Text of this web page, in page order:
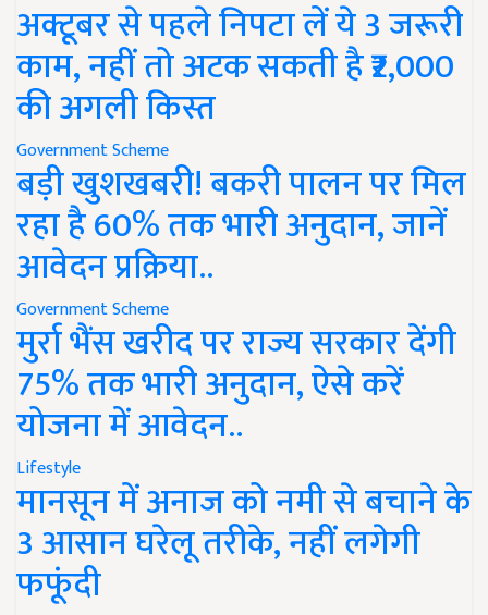
अक्टूबर से पहले निपटा लें ये 3 जरूरी
काम, नहीं तो अटक सकती है ₹2,000
की अगली किस्त
Government Scheme
बड़ी खुशखबरी! बकरी पालन पर मिल
रहा है 60% तक भारी अनुदान, जानें
आवेदन प्रक्रिया..
Government Scheme
मुर्रा भैंस खरीद पर राज्य सरकार देंगी
75% तक भारी अनुदान, ऐसे करें
योजना में आवेदन..
Lifestyle
मानसून में अनाज को नमी से बचाने के
3 आसान घरेलू तरीके, नहीं लगेगी
फफूंदी